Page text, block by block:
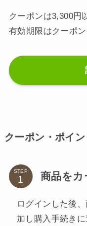
クーポンは3,300円
有効期限はクーポ
クーポン・ポイ
STEP 商品をカ
ログインした後
加し購入手続きに